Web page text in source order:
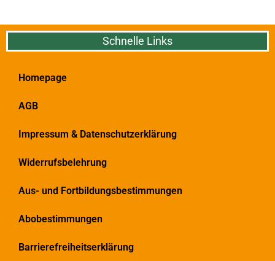
Schnelle Links
Homepage
AGB
Impressum & Datenschutzerklärung
Widerrufsbelehrung
Aus- und Fortbildungsbestimmungen
Abobestimmungen
Barrierefreiheitserklärung